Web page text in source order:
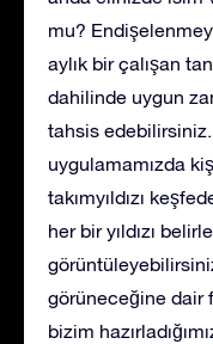
mu?
aylık bir çalışan
dahilinde uygun
tahsis edebilirsiniz.
uygulamamızda
takımyıldızı
her bir yıldızı
görüntüleyebilirsiniz.
görüneceğine dair
bizim